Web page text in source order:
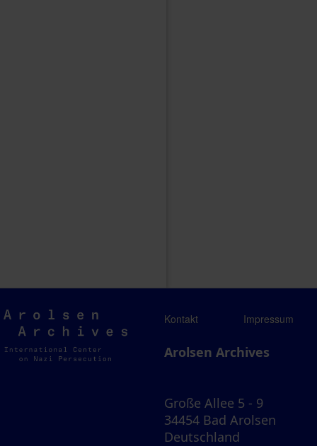
Arolsen
Archives
Kontakt Impressum
Arolsen Archives
Große Allee 5 - 9
34454 Bad Arolsen
Deutschland